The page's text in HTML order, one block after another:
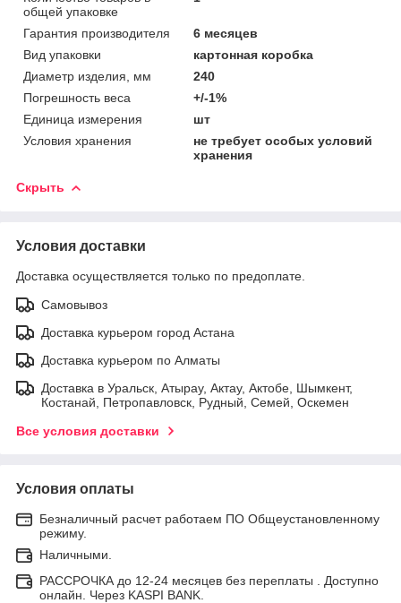
общей упаковке
Гарантия производителя
6 месяцев
Вид упаковки
картонная коробка
Диаметр изделия, мм
240
Погрешность веса
+/-1%
Единица измерения
шт
Условия хранения
не требует особых условий
хранения
Скрыть
Условия доставки
Доставка осуществляется только по предоплате.
Самовывоз
Доставка курьером город Астана
Доставка курьером по Алматы
Доставка в Уральск, Атырау, Актау, Актобе, Шымкент,
Костанай, Петропавловск, Рудный, Семей, Оскемен
Все условия доставки
Условия оплаты
Безналичный расчет работаем ПО Общеустановленному
режиму.
Наличными.
РАССРОЧКА до 12-24 месяцев без переплаты . Доступно
онлайн. Через KASPI BANK.